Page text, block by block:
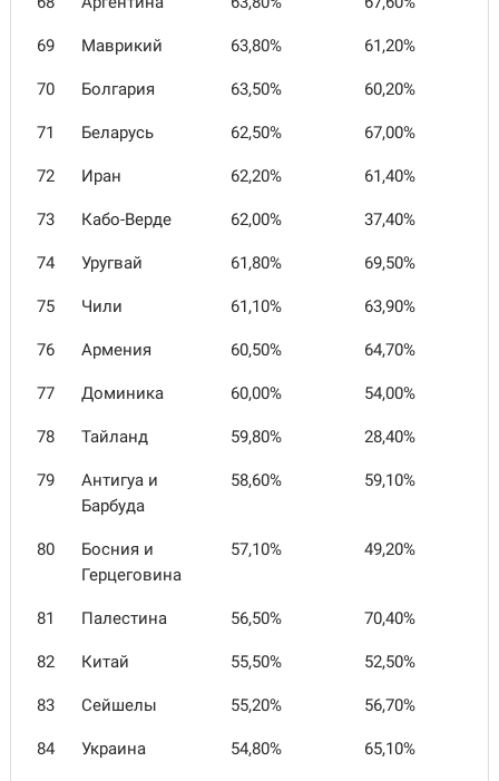
69 Маврикий 63,80% 61,20%
70 Болгария 63,50% 60,20%
71 Беларусь 62,50% 67,00%
72 Иран 62,20% 61,40%
73 Кабо-Верде 62,00% 37,40%
74 Уругвай 61,80% 69,50%
75 Чили 61,10% 63,90%
76 Армения 60,50% 64,70%
77 Доминика 60,00% 54,00%
78 Тайланд 59,80% 28,40%
79
Антигуа и
Барбуда
58,60% 59,10%
80
Босния и
Герцеговина
57,10% 49,20%
81 Палестина 56,50% 70,40%
82 Китай 55,50% 52,50%
83 Сейшелы 55,20% 56,70%
84 Украина 54,80% 65,10%